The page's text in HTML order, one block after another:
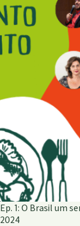
prioridade
total
Ep. 1: O Brasil um
2024